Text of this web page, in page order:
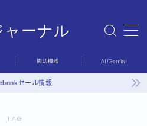
ーナル
周辺機器 AI/Gemini
セール情報
TAG